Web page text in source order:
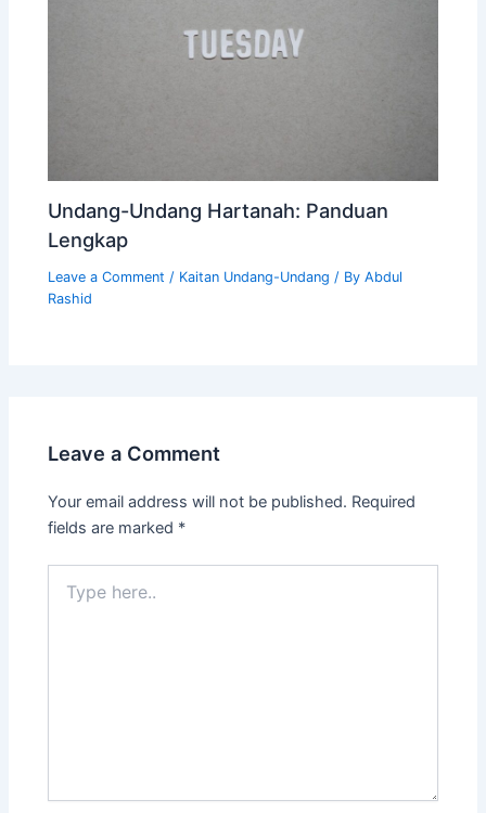
Undang-Undang Hartanah: Panduan
Lengkap
Leave a Comment / Kaitan Undang-Undang / ByAbdul
Rashid
Leave a Comment
Your email address will not be published. Required
fields are marked *
here..